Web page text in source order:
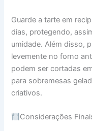
Guarde a tarte em
dias, protegendo,
umidade. Além disso,
levemente no forno
podem ser cortadas
para sobremesas
criativos.
Considerações